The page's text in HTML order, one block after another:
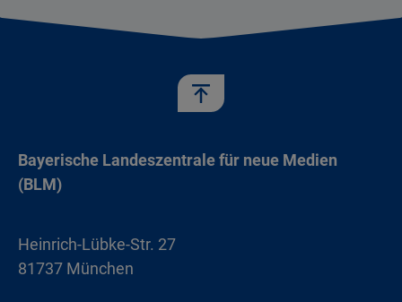
Bayerische Landeszentrale für neue Medien
(BLM)
Heinrich-Lübke-Str. 27
81737 München